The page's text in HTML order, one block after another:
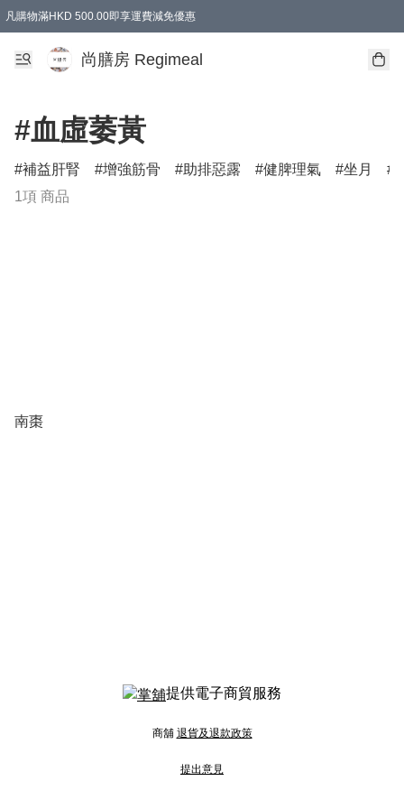
凡購物滿HKD 500.00即享運費減免優惠
尚膳房 Regimeal
#血虛萎黃
補益肝腎 增強筋骨 助排惡露 健脾理氣 坐月
1項 商品
南棗
提供電子商貿服務
商舖 退貨及退款政策
提出意見